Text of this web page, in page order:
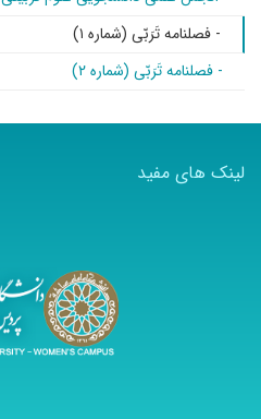
- فصلنامه تَرَبّی (شماره ۱)
- فصلنامه تَرَبّی (شماره ۲)
لینک های مفید